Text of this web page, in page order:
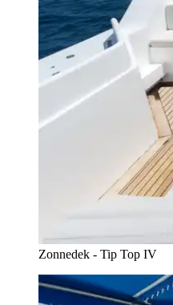
Zonnedek - Tip Top IV